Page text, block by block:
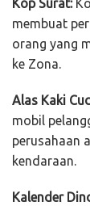
Kop Surat:
membuat
orang yang
ke Zona.
Alas Kaki
mobil
perusahaan
kendaraan.
Kalender